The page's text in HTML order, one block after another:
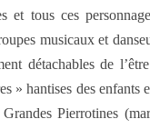
tous ces
musicaux et
détachables de
» hantises des
Pierrotines